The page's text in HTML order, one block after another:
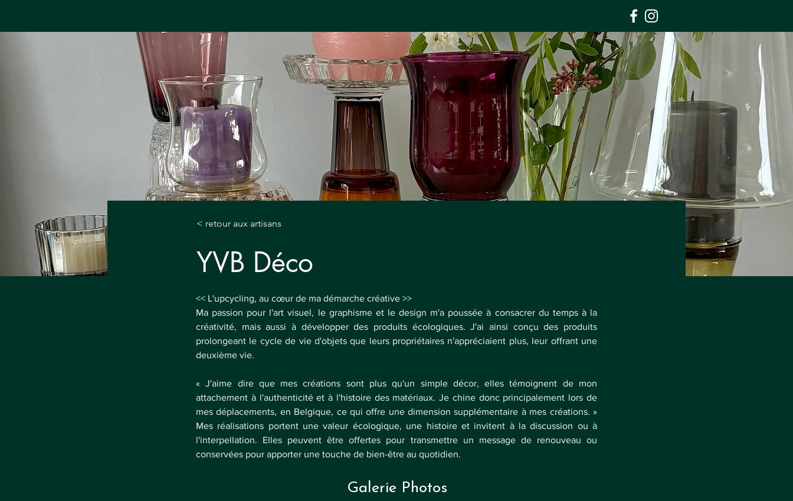
< retour aux artisans
YVB Déco
<< L'upcycling, au cœur de ma démarche créative >>
Ma passion pour l'art visuel, le graphisme et le design m'a poussée à consacrer du temps à la
créativité, mais aussi à développer des produits écologiques. J'ai ainsi conçu des produits
prolongeant le cycle de vie d'objets que leurs propriétaires n'appréciaient plus, leur offrant une
deuxième vie.
« J'aime dire que mes créations sont plus qu'un simple décor, elles témoignent de mon
attachement à l'authenticité et à l'histoire des matériaux. Je chine donc principalement lors de
mes déplacements, en Belgique, ce qui offre une dimension supplémentaire à mes créations. »
Mes réalisations portent une valeur écologique, une histoire et invitent à la discussion ou à
l'interpellation. Elles peuvent être offertes pour transmettre un message de renouveau ou
conservées pour apporter une touche de bien-être au quotidien.
Galerie Photos